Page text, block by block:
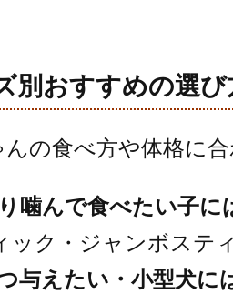
別おすすめの選び
んの食べ方や体格に
噛んで食べたい子に
ク・ジャンボステ
与えたい・小型犬に